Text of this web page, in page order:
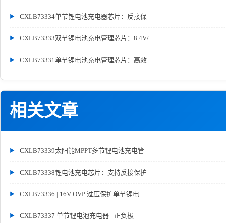
CXLB73334单节锂电池充电器芯片：反接保
CXLB73333双节锂电池充电管理芯片：8.4V/
CXLB73331单节锂电池充电管理芯片：高效
相关文章
CXLB73339太阳能MPPT多节锂电池充电管
CXLB73338锂电池充电芯片：支持反接保护
CXLB73336 | 16V OVP 过压保护单节锂电
CXLB73337 单节锂电池充电器 - 正负极